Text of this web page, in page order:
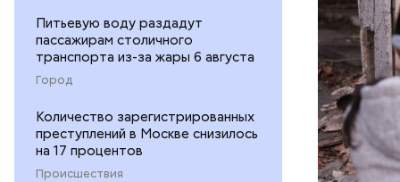
Питьевую воду раздадут
пассажирам столичного
транспорта из-за жары 6 августа
Город
Количество зарегистрированных
преступлений в Москве снизилось
на 17 процентов
Происшествия
—
его
образом,